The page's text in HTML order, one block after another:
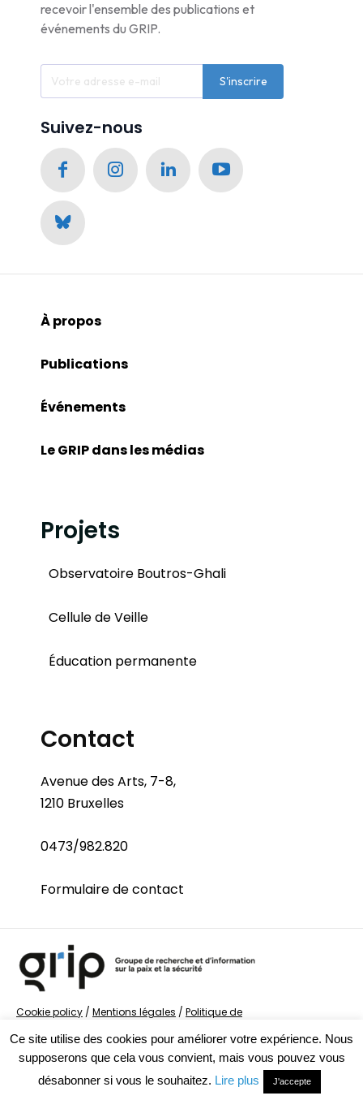
recevoir l'ensemble des publications et
événements du GRIP.
S'inscrire
Suivez-nous
À propos
Publications
Événements
Le GRIP dans les médias
Projets
Observatoire Boutros-Ghali
Cellule de Veille
Éducation permanente
Contact
Avenue des Arts, 7-8,
1210 Bruxelles
0473/982.820
Formulaire de contact
Cookie policy / Mentions légales / Politique de
la Sécurité
Ce site utilise des cookies pour améliorer votre expérience. Nous
supposerons que cela vous convient, mais vous pouvez vous
désabonner si vous le souhaitez. Lire plus J'accepte